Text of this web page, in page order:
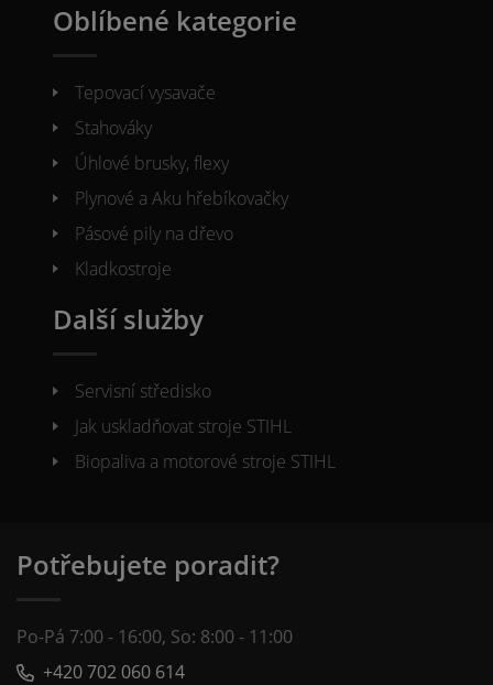
Oblíbené kategorie
Tepovací vysavače
Stahováky
Úhlové brusky, flexy
Plynové a Aku hřebíkovačky
Pásové pily na dřevo
Kladkostroje
Další služby
Servisní středisko
Jak uskladňovat stroje STIHL
Biopaliva a motorové stroje STIHL
Potřebujete poradit?
Po-Pá 7:00 - 16:00, So: 8:00 - 11:00
+420 702 060 614